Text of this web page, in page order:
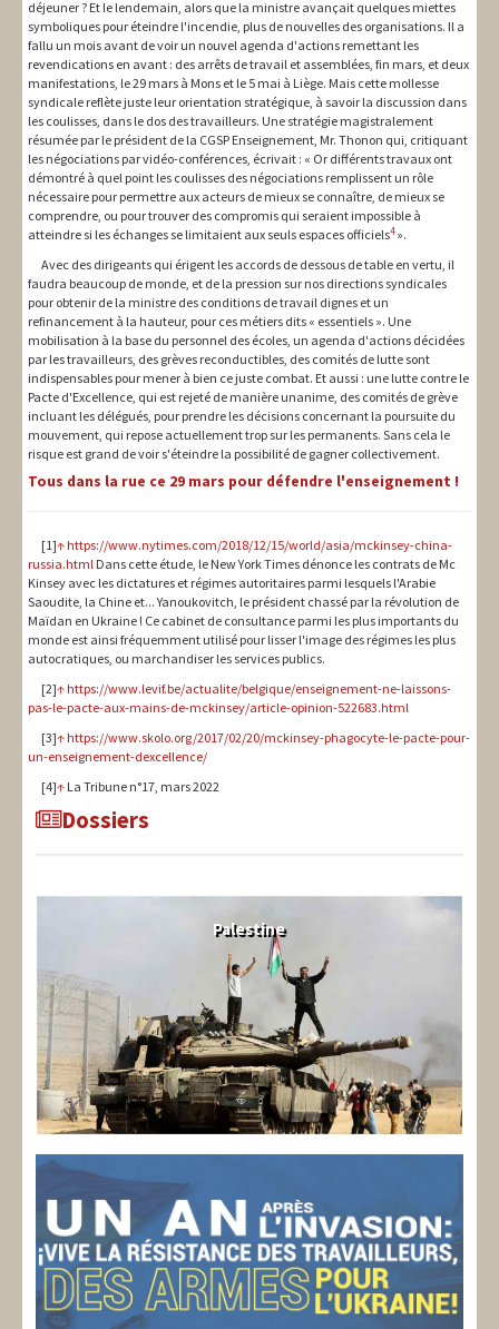
déjeuner ? Et le lendemain, alors que la ministre avançait quelques miettes
symboliques pour éteindre l'incendie, plus de nouvelles des organisations. Il a
fallu un mois avant de voir un nouvel agenda d'actions remettant les
revendications en avant : des arrêts de travail et assemblées, fin mars, et deux
manifestations, le 29 mars à Mons et le 5 mai à Liège. Mais cette mollesse
syndicale reflète juste leur orientation stratégique, à savoir la discussion dans
les coulisses, dans le dos des travailleurs. Une stratégie magistralement
résumée par le président de la CGSP Enseignement, Mr. Thonon qui, critiquant
les négociations par vidéo-conférences, écrivait : « Or différents travaux ont
démontré à quel point les coulisses des négociations remplissent un rôle
nécessaire pour permettre aux acteurs de mieux se connaître, de mieux se
comprendre, ou pour trouver des compromis qui seraient impossible à
atteindre si les échanges se limitaient aux seuls espaces officiels4».
Avec des dirigeants qui érigent les accords de dessous de table en vertu, il
faudra beaucoup de monde, et de la pression sur nos directions syndicales
pour obtenir de la ministre des conditions de travail dignes et un
refinancement à la hauteur, pour ces métiers dits « essentiels ». Une
mobilisation à la base du personnel des écoles, un agenda d'actions décidées
par les travailleurs, des grèves reconductibles, des comités de lutte sont
indispensables pour mener à bien ce juste combat. Et aussi : une lutte contre le
Pacte d'Excellence, qui est rejeté de manière unanime, des comités de grève
incluant les délégués, pour prendre les décisions concernant la poursuite du
mouvement, qui repose actuellement trop sur les permanents. Sans cela le
risque est grand de voir s'éteindre la possibilité de gagner collectivement.
Tous dans la rue ce 29 mars pour défendre l'enseignement !
[1]↑ https://www.nytimes.com/2018/12/15/world/asia/mckinsey-china-
russia.html Dans cette étude, le New York Times dénonce les contrats de Mc
Kinsey avec les dictatures et régimes autoritaires parmi lesquels l'Arabie
Saoudite, la Chine et... Yanoukovitch, le président chassé par la révolution de
Maïdan en Ukraine ! Ce cabinet de consultance parmi les plus importants du
monde est ainsi fréquemment utilisé pour lisser l'image des régimes les plus
autocratiques, ou marchandiser les services publics.
[2]↑ https://www.levif.be/actualite/belgique/enseignement-ne-laissons-
pas-le-pacte-aux-mains-de-mckinsey/article-opinion-522683.html
[3]↑ https://www.skolo.org/2017/02/20/mckinsey-phagocyte-le-pacte-pour-
un-enseignement-dexcellence/
[4]↑ La Tribune n°17, mars 2022
Dossiers
Palestine